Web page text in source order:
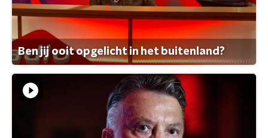
Ben jij ooit opgelicht in het buitenland?